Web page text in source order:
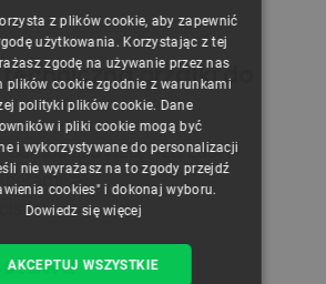
grzałki do
Lab H2D, H2D Laser
ceramika
CZECH
ENGLISH
GERMAN
z plików cookie, aby zapewnić
użytkowania. Korzystając z tej
zgodę na używanie przez nas
plików cookie zgodnie z warunkami
polityki plików cookie. Dane
i pliki cookie mogą być
i wykorzystywane do personalizacji
nie wyrażasz na to zgody przejdź
cookies" i dokonaj wyboru.
Dowiedz się więcej
AKCEPTUJ WSZYSTKIE